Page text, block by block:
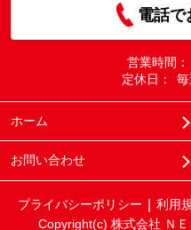
電話で
営業時間：
定休日：
ホーム
お問い合わせ
プライバシーポリシー 利用
Copyright(c) 株式会社 Ｎ